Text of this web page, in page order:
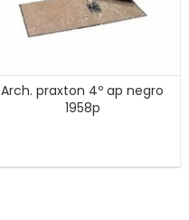
Arch. praxton 4º ap negro
1958p